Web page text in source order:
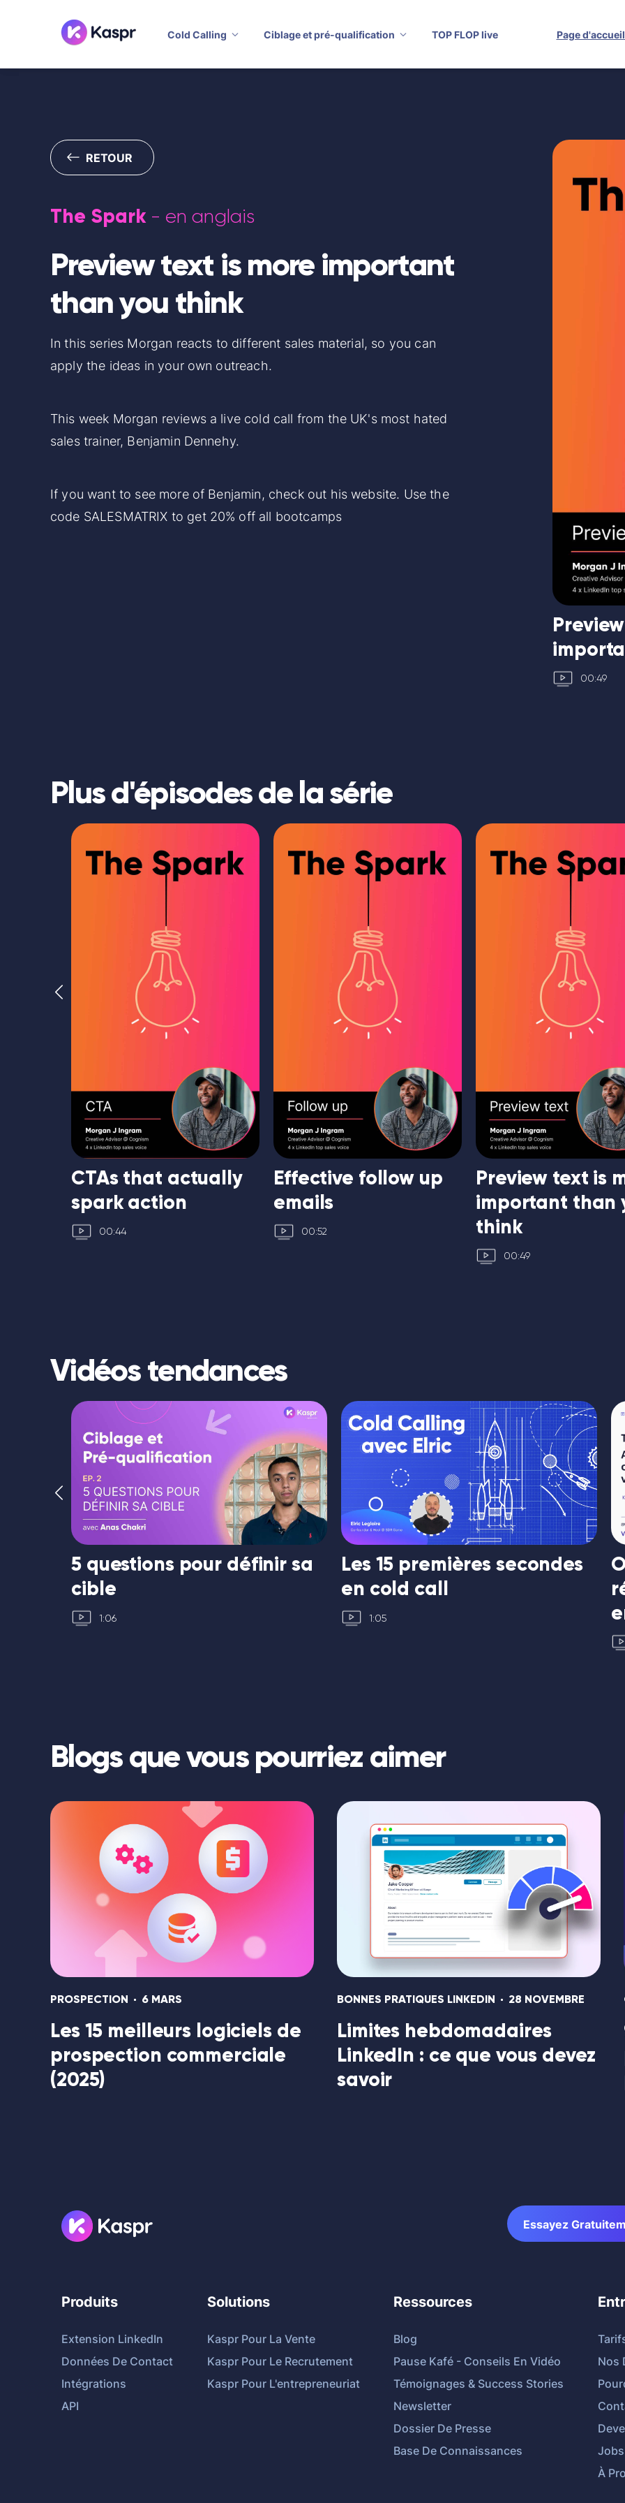
Cold Calling Ciblage et pré-qualification TOP FLOP live Page
RETOUR
The Spark - en anglais
Preview text is more important
than you think
In this series Morgan reacts to different sales material, so you can
apply the ideas in your own outreach.
This week Morgan reviews a live cold call from the UK's most hated
sales trainer, Benjamin Dennehy.
If you want to see more of Benjamin, check out his website. Use the
code SALESMATRIX to get 20% off all bootcamps
00:49
Plus d'épisodes de la série
CTAs that actually
spark action
00:44
Effective follow up
emails
00:52
Preview text is
important than
think
00:49
Vidéos tendances
5 questions pour définir sa
cible
1:06
Les 15 premières secondes
en cold call
1:05
Blogs que vous pourriez aimer
PROSPECTION 6 MARS
Les 15 meilleurs logiciels de
prospection commerciale
(2025)
BONNES PRATIQUES LINKEDIN 28 NOVEMBRE
Limites hebdomadaires
LinkedIn : ce que vous devez
savoir
Essayez
Produits
Extension LinkedIn
Données De Contact
Intégrations
API
Solutions
Kaspr Pour La Vente
Kaspr Pour Le Recrutement
Kaspr Pour L'entrepreneuriat
Ressources
Blog
Pause Kafé - Conseils En Vidéo
Témoignages & Success Stories
Newsletter
Dossier De Presse
Base De Connaissances
Nos
Jobs
À